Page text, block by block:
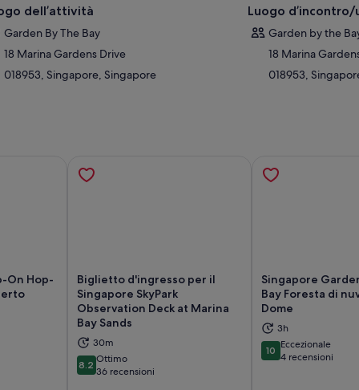
dell’attività
Garden By The Bay
18 Marina Gardens Drive
018953, Singapore, Singapore
Luogo
Garden by the
18 Marina
018953,
On Hop-
in una nuova scheda
Biglietto d'ingresso per il
Singapore SkyPark
Observation Deck at Marina
Bay Sands
30m
8.28.2 su 10
Ottimo
36 recensioni
Apertura in una nuova scheda
Singapore
Bay Foresta di
Dome
3h
1010 su 10
Eccezionale
4 recensioni